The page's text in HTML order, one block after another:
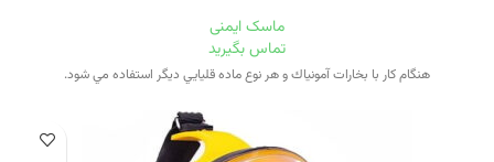
ماسک ایمنی
تماس بگیرید
هنگام كار با بخارات آمونياك و هر نوع ماده قليايي ديگر استفاده مي شود.